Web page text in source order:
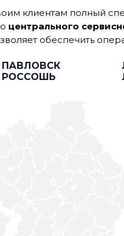
клиентам полный
центрального
обеспечить
ПАВЛОВСК
РОССОШЬ